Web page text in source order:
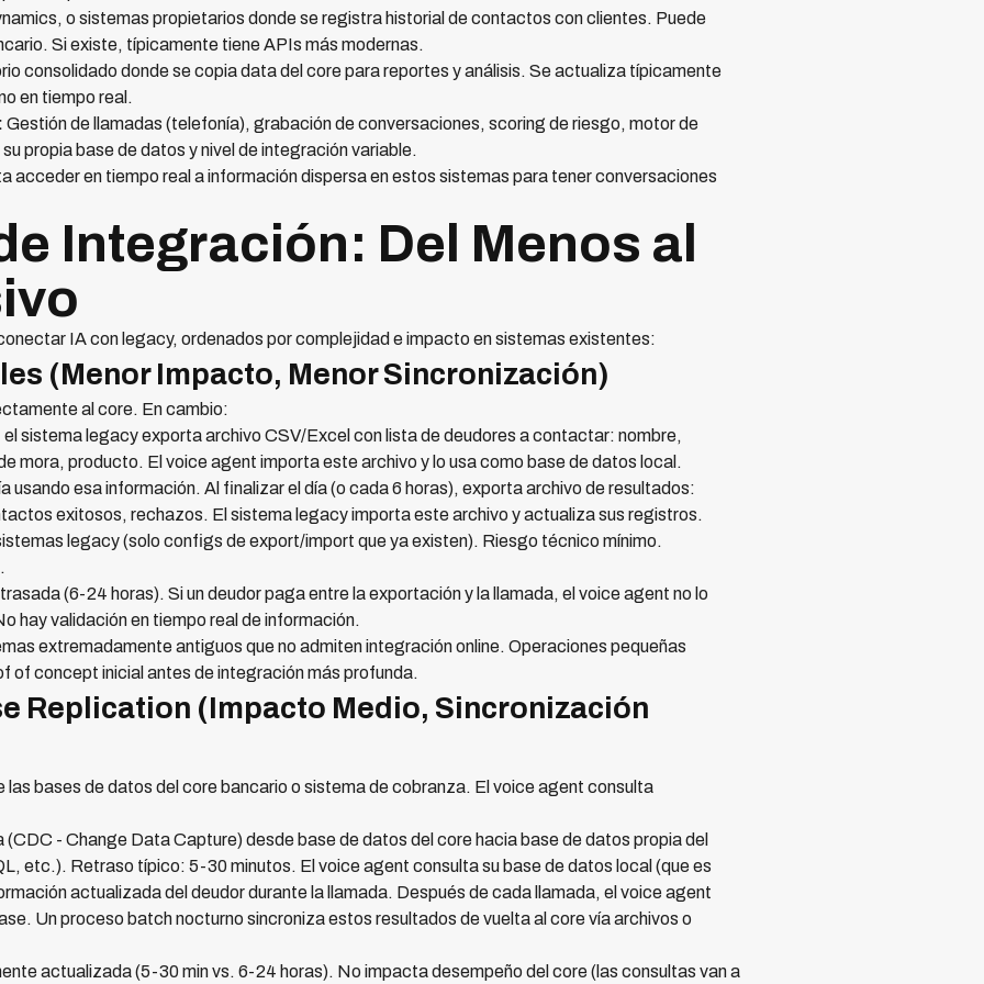
o sistemas propietarios donde se registra historial de contactos con clientes. Puede
Si existe, típicamente tiene APIs más modernas.
consolidado donde se copia data del core para reportes y análisis. Se actualiza típicamente
en tiempo real.
Gestión de llamadas (telefonía), grabación de conversaciones, scoring de riesgo, motor de
propia base de datos y nivel de integración variable.
acceder en tiempo real a información dispersa en estos sistemas para tener conversaciones
Integración: Del Menos al
IA con legacy, ordenados por complejidad e impacto en sistemas existentes:
(Menor Impacto, Menor Sincronización)
al core. En cambio:
sistema legacy exporta archivo CSV/Excel con lista de deudores a contactar: nombre,
mora, producto. El voice agent importa este archivo y lo usa como base de datos local.
usando esa información. Al finalizar el día (o cada 6 horas), exporta archivo de resultados:
exitosos, rechazos. El sistema legacy importa este archivo y actualiza sus registros.
legacy (solo configs de export/import que ya existen). Riesgo técnico mínimo.
(6-24 horas). Si un deudor paga entre la exportación y la llamada, el voice agent no lo
hay validación en tiempo real de información.
extremadamente antiguos que no admiten integración online. Operaciones pequeñas
of concept inicial antes de integración más profunda.
Replication (Impacto Medio, Sincronización
las bases de datos del core bancario o sistema de cobranza. El voice agent consulta
- Change Data Capture) desde base de datos del core hacia base de datos propia del
etc.). Retraso típico: 5-30 minutos. El voice agent consulta su base de datos local (que es
actualizada del deudor durante la llamada. Después de cada llamada, el voice agent
Un proceso batch nocturno sincroniza estos resultados de vuelta al core vía archivos o
actualizada (5-30 min vs. 6-24 horas). No impacta desempeño del core (las consultas van a